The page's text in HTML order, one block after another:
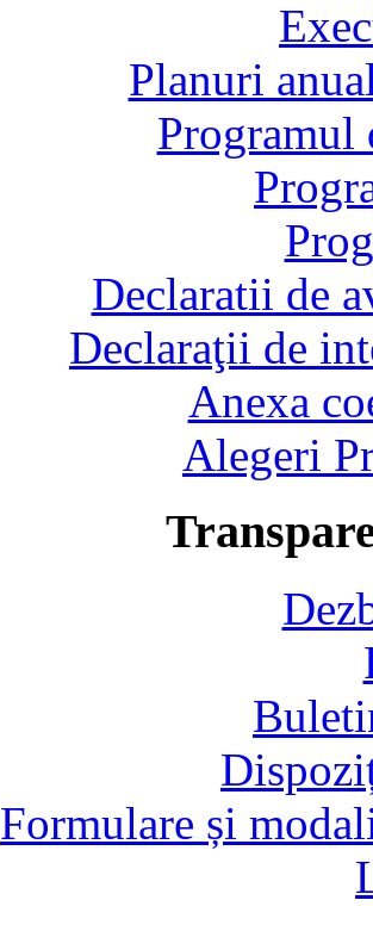
Planuri
Declaratii de
Declaraţii de
Anexa
Alegeri
Formulare și